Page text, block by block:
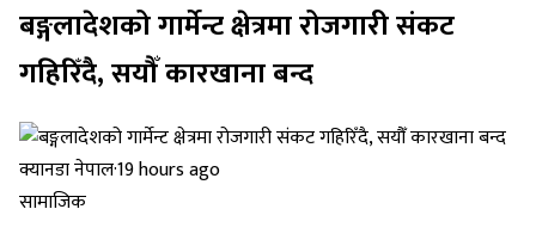
बङ्गलादेशको गार्मेन्ट क्षेत्रमा रोजगारी संकट
गहिरिँदै, सयौँ कारखाना बन्द
क्यानडा नेपाल·19 hours ago
सामाजिक